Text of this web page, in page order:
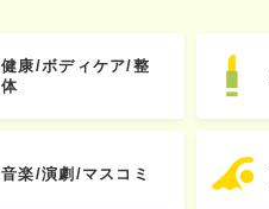
健康/ボディケア/整
体
音楽/演劇/マスコミ